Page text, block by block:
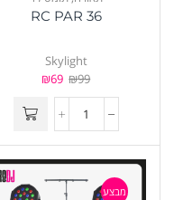
RC PAR 36
Skylight
₪99
₪69
מבצע